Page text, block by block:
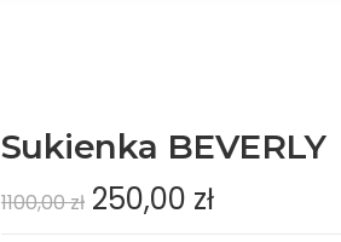
Sukienka BEVERLY
1100,00zł 250,00 zł